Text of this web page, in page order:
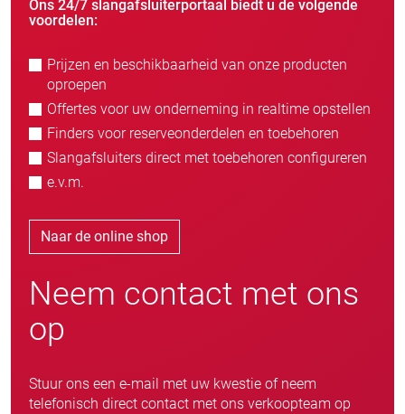
Ons 24/7 slangafsluiterportaal biedt u de volgende
voordelen:
Prijzen en beschikbaarheid van onze producten
oproepen
Offertes voor uw onderneming in realtime opstellen
Finders voor reserveonderdelen en toebehoren
Slangafsluiters direct met toebehoren configureren
e.v.m.
Naar de online shop
Neem contact met ons
op
Stuur ons een e-mail met uw kwestie of neem
telefonisch direct contact met ons verkoopteam op